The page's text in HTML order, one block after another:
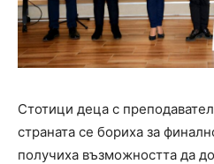
Стотици деца с
страната се бориха за
получиха възможността да